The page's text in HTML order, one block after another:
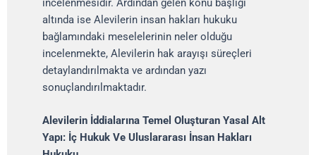
incelenmesidir. Ardından gelen konu başlığı
altında ise Alevilerin insan hakları hukuku
bağlamındaki meselelerinin neler olduğu
incelenmekte, Alevilerin hak arayışı süreçleri
detaylandırılmakta ve ardından yazı
sonuçlandırılmaktadır.
Alevilerin İddialarına Temel Oluşturan Yasal Alt
Yapı: İç Hukuk Ve Uluslararası İnsan Hakları